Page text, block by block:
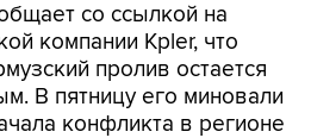
со ссылкой на
компании Kpler, что
пролив остается
В пятницу его миновали
конфликта в регионе